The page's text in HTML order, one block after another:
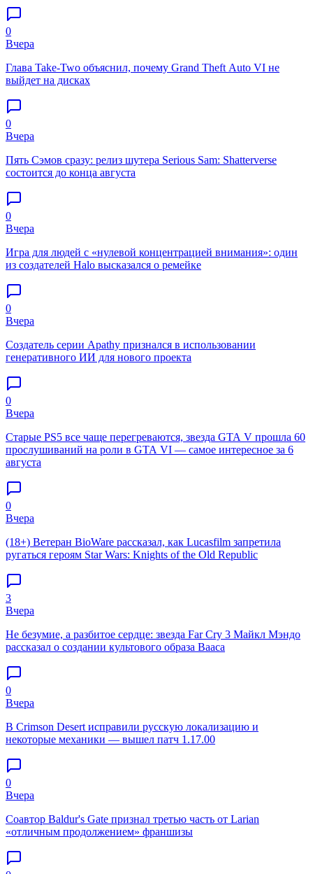
0
Вчера
Глава Take-Two объяснил, почему Grand Theft Auto VI не
выйдет на дисках
0
Вчера
Пять Сэмов сразу: релиз шутера Serious Sam: Shatterverse
состоится до конца августа
0
Вчера
Игра для людей с «нулевой концентрацией внимания»: один
из создателей Halo высказался о ремейке
0
Вчера
Создатель серии Apathy признался в использовании
генеративного ИИ для нового проекта
0
Вчера
Старые PS5 все чаще перегреваются, звезда GTA V прошла 60
прослушиваний на роли в GTA VI — самое интересное за 6
августа
0
Вчера
(18+) Ветеран BioWare рассказал, как Lucasfilm запретила
ругаться героям Star Wars: Knights of the Old Republic
3
Вчера
Не безумие, а разбитое сердце: звезда Far Cry 3 Майкл Мэндо
рассказал о создании культового образа Вааса
0
Вчера
В Crimson Desert исправили русскую локализацию и
некоторые механики — вышел патч 1.17.00
0
Вчера
Соавтор Baldur's Gate признал третью часть от Larian
«отличным продолжением» франшизы